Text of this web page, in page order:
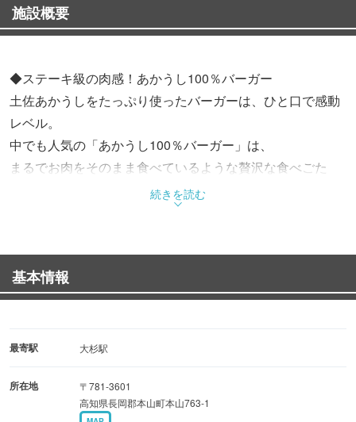
施設概要
◆ステーキ級の肉感！あかうし100％バーガー
土佐あかうしをたっぷり使ったバーガーは、ひと口で感動
レベル。
中でも人気の「あかうし100％バーガー」は、
まるでお肉をそのまま食べているような贅沢な食べごた
塩とバターだけで仕上げるシンプルさが、肉の旨みを引き
◆牧場直送だからこその安心と新鮮さ
当店は、自社牧場から直送のあかうしを使用しておりま
愛情とこだわりをもって育てた牛を提供するスタイルだか
安心感と味わいは格別◎牛すじカレーや焼肉丼も自慢の逸
続きを読む
基本情報
最寄駅 大杉駅
所在地
〒781-3601
高知県長岡郡本山町本山763-1